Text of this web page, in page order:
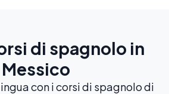
di spagnolo in
Messico
con i corsi di spagnolo di